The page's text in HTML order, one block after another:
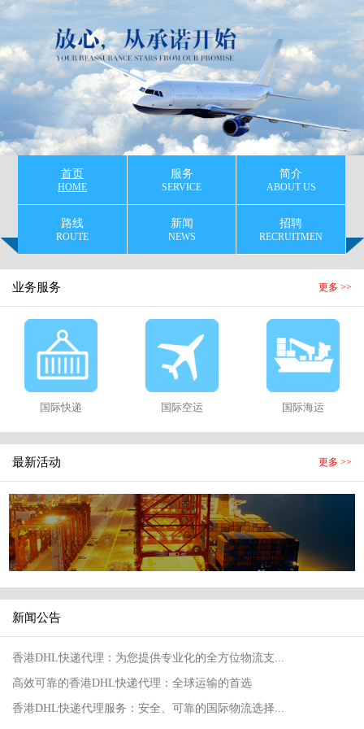
首页
HOME
服务
SERVICE
简介
ABOUT US
路线
ROUTE
新闻
NEWS
招聘
RECRUITMEN
业务服务 更多 >>
国际快递 国际空运 国际海运
最新活动 更多 >>
新闻公告
香港DHL快递代理：为您提供专业化的全方位物流支...
高效可靠的香港DHL快递代理：全球运输的首选
香港DHL快递代理服务：安全、可靠的国际物流选择...